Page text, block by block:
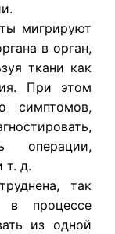
мигрируют
в орган,
ткани как
При этом
симптомов,
операции,
т. д.
так
в процессе
из одной